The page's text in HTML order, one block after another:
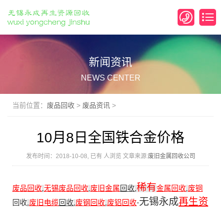
新闻资讯
NEWS CENTER
当前位置： 废品回收 > 废品资讯 >
10月8日全国铁合金价格
发布时间：2018-10-08, 已有 人浏览 文章来源:废旧金属回收公司
废品回收,无锡废品回收,废旧金属回收,稀有金属回收,废铜
回收,废旧电缆回收,废钢回收,废铝回收-无锡永成再生资